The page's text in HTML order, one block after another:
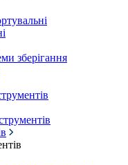
зберігання